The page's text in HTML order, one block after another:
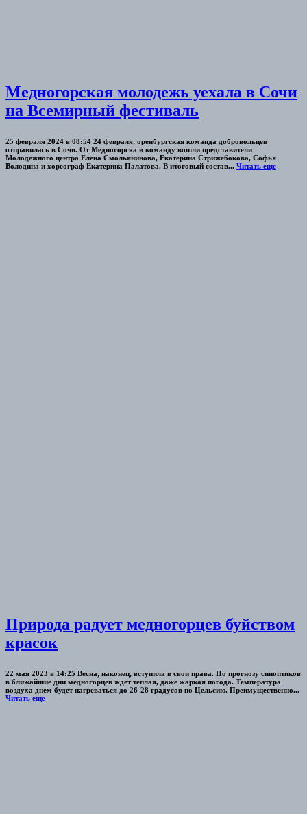
Медногорская молодежь уехала в Сочи
на Всемирный фестиваль
25 февраля 2024 в 08:54 24 февраля, оренбургская команда добровольцев
отправилась в Сочи. От Медногорска в команду вошли представители
Молодежного центра Елена Смольянинова, Екатерина Стрижебокова, Софья
Володина и хореограф Екатерина Палатова. В итоговый состав... Читать еще
Природа радует медногорцев буйством
красок
22 мая 2023 в 14:25 Весна, наконец, вступила в свои права. По прогнозу синоптиков
в ближайшие дни медногорцев ждет теплая, даже жаркая погода. Температура
воздуха днем будет нагреваться до 26-28 градусов по Цельсию. Преимущественно...
Читать еще